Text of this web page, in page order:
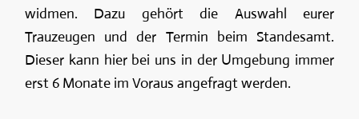
widmen. Dazu gehört die Auswahl eurer
Trauzeugen und der Termin beim Standesamt.
Dieser kann hier bei uns in der Umgebung immer
erst 6 Monate im Voraus angefragt werden.